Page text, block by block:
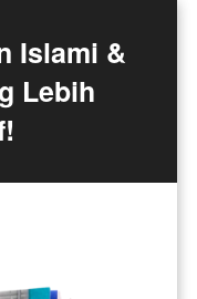
Islami &
Lebih